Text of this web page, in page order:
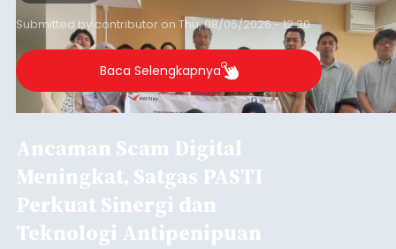
Submitted by contributor on Thu, 08/06/2026 - 12:20
Baca Selengkapnya
Ancaman Scam Digital
Meningkat, Satgas PASTI
Perkuat Sinergi dan
Teknologi Antipenipuan